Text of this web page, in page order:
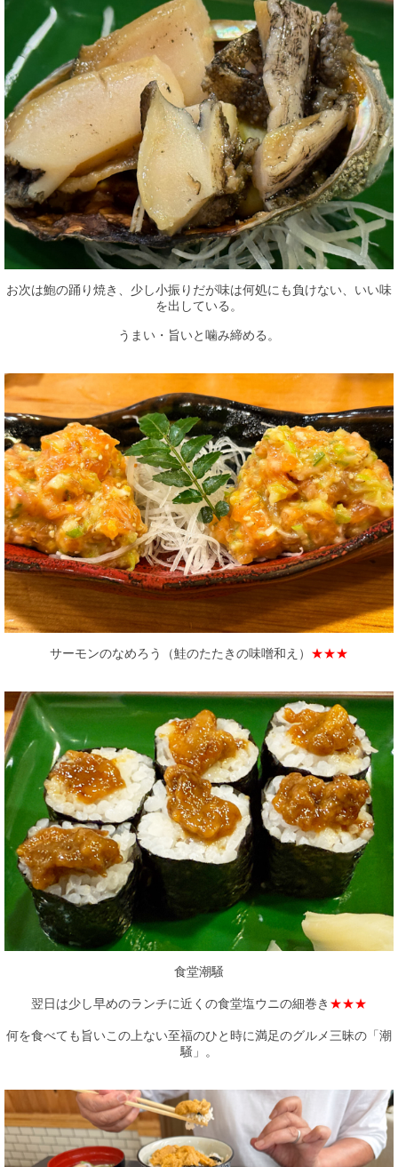
お次は鮑の踊り焼き、少し小振りだが味は何処にも負けない、いい味
を出している。
うまい・旨いと噛み締める。
サーモンのなめろう（鮭のたたきの味噌和え） ★★★
食堂潮騒
翌日は少し早めのランチに近くの食堂塩ウニの細巻き ★★★
何を食べても旨いこの上ない至福のひと時に満足のグルメ三昧の「潮
騒」。